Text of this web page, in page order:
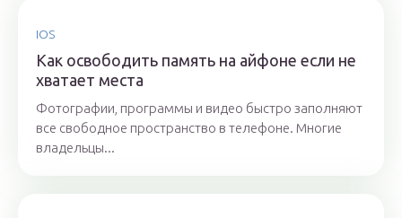
IOS
Как освободить память на айфоне если не
хватает места
Фотографии, программы и видео быстро заполняют
все свободное пространство в телефоне. Многие
владельцы...